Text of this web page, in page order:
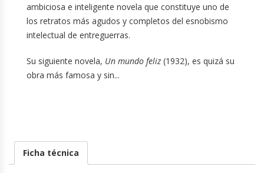
ambiciosa e inteligente novela que constituye uno de
los retratos más agudos y completos del esnobismo
intelectual de entreguerras.
Su siguiente novela, Un mundo feliz (1932), es quizá su
obra más famosa y sin...
Ficha técnica